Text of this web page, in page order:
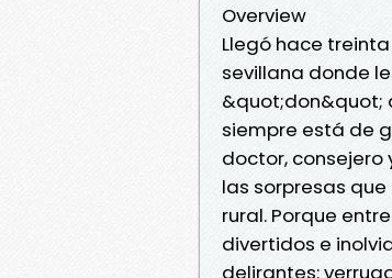
Overview
Llegó hace
sevillana donde
&quot;don&quot;
siempre está de
doctor, consejero
las sorpresas
rural. Porque
divertidos e
delirantes: